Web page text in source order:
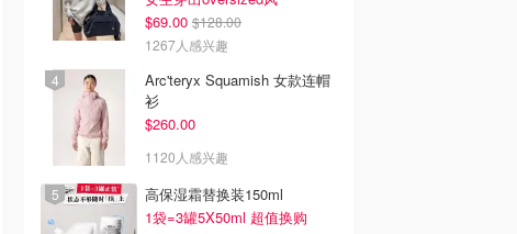
$69.00 $128.00
1267人感兴趣
Arc'teryx Squamish 女款连帽
衫
$260.00
1120人感兴趣
高保湿霜替换装150ml
1袋=3罐5X50ml 超值换购